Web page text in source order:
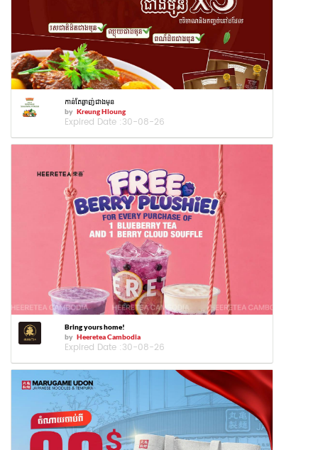
កាន់តែឆ្ងាញ់ជាងមុន
by Kreung Hloung
Expired Date :30-08-26
Bring yours home!
by Heeretea Cambodia
Expired Date :30-08-26